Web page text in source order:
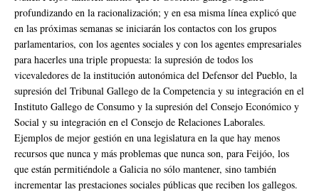
profundizando en la racionalización; y en esa misma línea explicó que
en las próximas semanas se iniciarán los contactos con los grupos
parlamentarios, con los agentes sociales y con los agentes empresariales
para hacerles una triple propuesta: la supresión de todos los
vicevaledores de la institución autonómica del Defensor del Pueblo, la
supresión del Tribunal Gallego de la Competencia y su integración en el
Instituto Gallego de Consumo y la supresión del Consejo Económico y
Social y su integración en el Consejo de Relaciones Laborales.
Ejemplos de mejor gestión en una legislatura en la que hay menos
recursos que nunca y más problemas que nunca son, para Feijóo, los
que están permitiéndole a Galicia no sólo mantener, sino también
incrementar las prestaciones sociales públicas que reciben los gallegos.